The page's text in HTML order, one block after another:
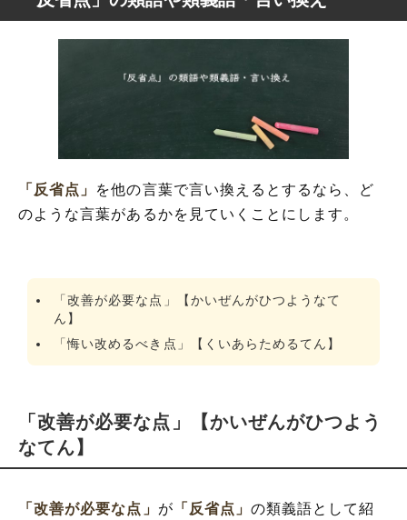
「反省点」 を他の言葉で言い換えるとするなら、ど
のような言葉があるかを見ていくことにします。
「改善が必要な点」【かいぜんがひつようなて
ん】
「悔い改めるべき点」【くいあらためるてん】
「改善が必要な点」【かいぜんがひつよう
なてん】
「改善が必要な点」 が 「反省点」の類義語として紹